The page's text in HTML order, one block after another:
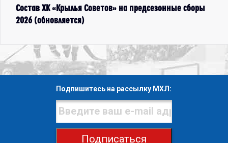
Состав ХК «Крылья Советов» на предсезонные сборы
2026 (обновляется)
Подпишитесь на рассылку МХЛ:
Подписаться